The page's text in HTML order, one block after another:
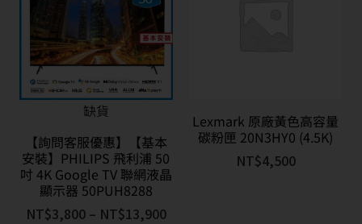
缺貨
【詢問客服優惠】【基本
安裝】PHILIPS 飛利浦 50
吋 4K Google TV 聯網液晶
顯示器 50PUH8288
NT$3,800 – NT$13,900
Lexmark 原廠黃色高容量
碳粉匣 20N3HY0 (4.5K)
NT$4,500